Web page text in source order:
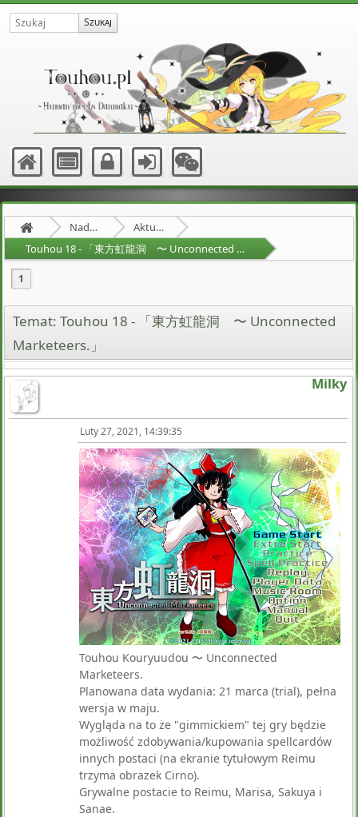
Nadprzyrodzona Granica
Aktualności
Touhou 18 - 「東方虹龍洞 〜 Unconnected Marketeers.」
1
Temat: Touhou 18 - 「東方虹龍洞 〜 Unconnected
Marketeers.」
Milky
Luty 27, 2021, 14:39:35
Touhou Kouryuudou 〜 Unconnected
Marketeers.
Planowana data wydania: 21 marca (trial), pełna
wersja w maju.
Wygląda na to że "gimmickiem" tej gry będzie
możliwość zdobywania/kupowania spellcardów
innych postaci (na ekranie tytułowym Reimu
trzyma obrazek Cirno).
Grywalne postacie to Reimu, Marisa, Sakuya i
Sanae.